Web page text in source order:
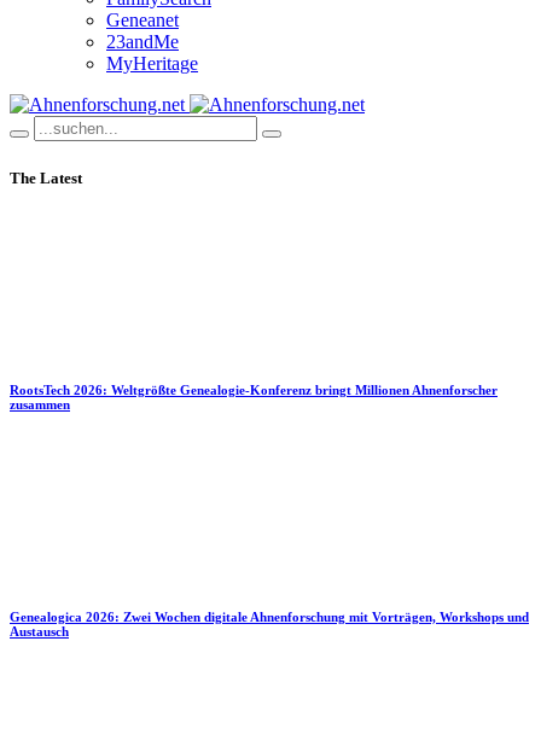
Geneanet
23andMe
MyHeritage
The Latest
RootsTech 2026: Weltgrößte Genealogie-Konferenz bringt Millionen Ahnenforscher
zusammen
Genealogica 2026: Zwei Wochen digitale Ahnenforschung mit Vorträgen, Workshops und
Austausch